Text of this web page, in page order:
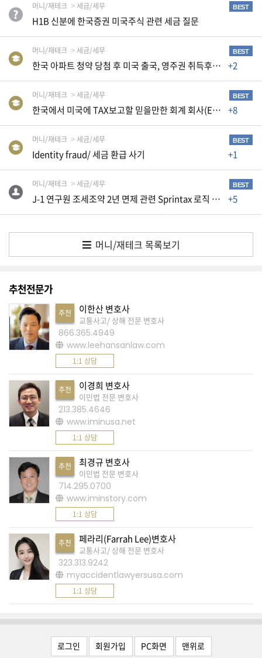
확
인
바
다
A
S
K
국
에
로
전
문
가
찾
습
니
.
A
S
미
국
비
속
머니/재테크 세금/세무 BEST
H1B 신분에 한국증권 미국주식 관련 세금 질문
머니/재테크 세금/세무 BEST
한국 아파트 청약 당첨 후 미국 출국, 영주권 취득후 매매시 양도소득세 문의 +2
머니/재테크 세금/세무 BEST
한국에서 미국에 TAX보고할 믿을만한 회계 회사(Enrolled Agent)를 알려 주세요 +8
머니/재테크 세금/세무 BEST
Identity fraud/ 세금 환급 사기 +1
머니/재테크 세금/세무 BEST
J-1 연구원 조세조약 2년 면제 관련 Sprintax 로직 오류 및 종이 신고 문의 +5
머니/재테크 목록보기
추천전문가
추천 이한산 변호사
교통사고/ 상해 전문 변호사
866.365.4949
www.leehansanlaw.com
1:1 상담
추천 이경희 변호사
이민법 전문 변호사
213.385.4646
www.iminusa.net
1:1 상담
추천 최경규 변호사
이민법 전문 변호사
714.295.0700
www.iminstory.com
1:1 상담
추천 페라리(Farrah Lee)변호사
교통사고/ 상해 전문 변호사
323.313.9242
myaccidentlawyersusa.com
1:1 상담
로그인 회원가입 PC화면 맨위로